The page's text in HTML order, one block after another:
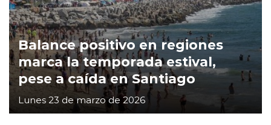
Balance positivo en regiones
marca la temporada estival,
pese a caída en Santiago
Lunes 23 de marzo de 2026